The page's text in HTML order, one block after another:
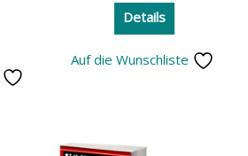
Details
Auf die Wunschliste